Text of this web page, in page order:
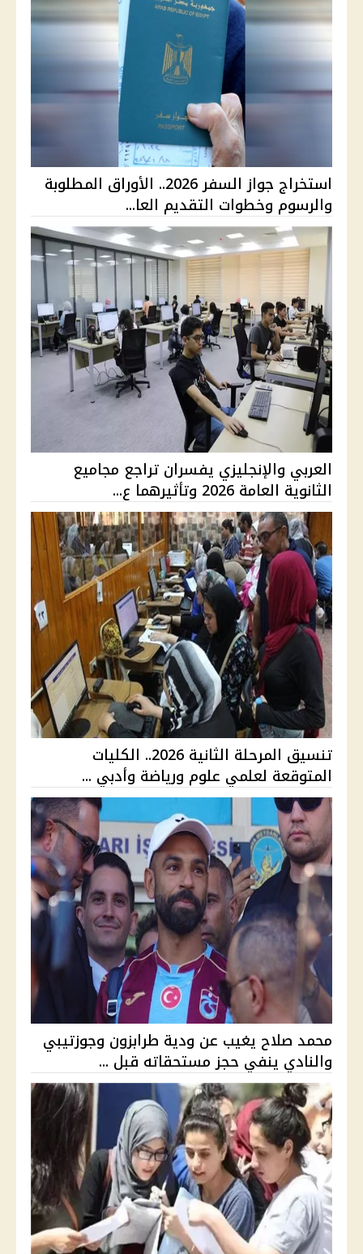
استخراج جواز السفر 2026.. الأوراق المطلوبة
والرسوم وخطوات التقديم العا...
العربي والإنجليزي يفسران تراجع مجاميع
الثانوية العامة 2026 وتأثيرهما ع...
تنسيق المرحلة الثانية 2026.. الكليات
المتوقعة لعلمي علوم ورياضة وأدبي ...
محمد صلاح يغيب عن ودية طرابزون وجوزتيبي
والنادي ينفي حجز مستحقاته قبل ...